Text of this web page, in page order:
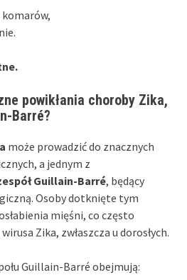
powikłania choroby Zika,
Barré?
może prowadzić do znacznych
a jednym z
Guillain-Barré, będący
Osoby dotknięte tym
mięśni, co często
Zika, zwłaszcza u dorosłych.
Guillain-Barré obejmują: